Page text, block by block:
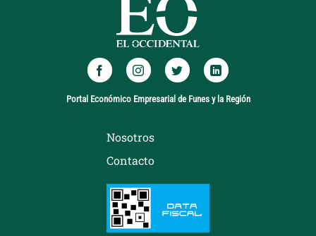
Portal Económico Empresarial de Funes y la Región
Nosotros
Contacto